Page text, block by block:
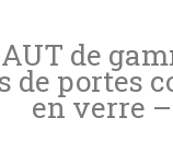
de
de portes
en verre –